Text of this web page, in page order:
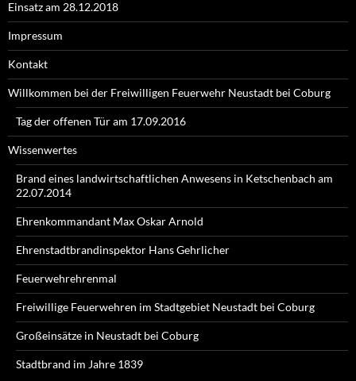
Einsatz am 28.12.2018
Impressum
Kontakt
Willkommen bei der Freiwilligen Feuerwehr Neustadt bei Coburg
Tag der offenen Tür am 17.09.2016
Wissenwertes
Brand eines landwirtschaftlichen Anwesens in Ketschenbach am
22.07.2014
Ehrenkommandant Max Oskar Arnold
Ehrenstadtbrandinspektor Hans Gehrlicher
Feuerwehrehrenmal
Freiwillige Feuerwehren im Stadtgebiet Neustadt bei Coburg
Großeinsätze in Neustadt bei Coburg
Stadtbrand im Jahre 1839